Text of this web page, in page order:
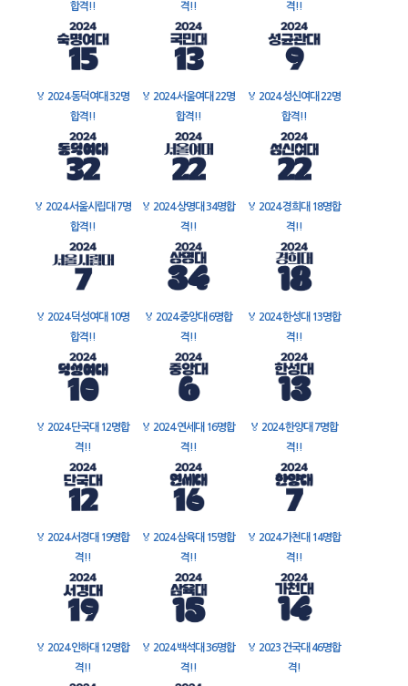
합격!!
격!!
격!!
🏅 2024 동덕여대 32명
합격!!
🏅 2024 서울여대 22명
합격!!
🏅 2024 성신여대 22명
합격!!
🏅 2024 서울시립대 7명
합격!!
🏅 2024 상명대 34명합
격!!
🏅 2024 경희대 18명합
격!!
🏅 2024 덕성여대 10명
합격!!
🏅 2024 중앙대 6명합
격!!
🏅 2024 한성대 13명합
격!!
🏅 2024 단국대 12명합
격!!
🏅 2024 연세대 16명합
격!!
🏅 2024 한양대 7명합
격!!
🏅 2024 서경대 19명합
격!!
🏅 2024 삼육대 15명합
격!!
🏅 2024 가천대 14명합
격!!
🏅 2024 인하대 12명합
격!!
🏅 2024 백석대 36명합
격!!
🏅 2023 건국대 46명합
격!